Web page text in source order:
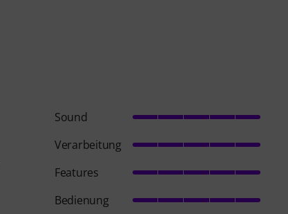
Sound
Verarbeitung
Features
Bedienung